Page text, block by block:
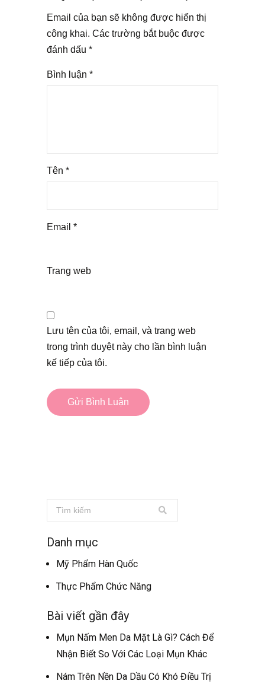
Email của bạn sẽ không được hiển thị
công khai. Các trường bắt buộc được
đánh dấu *
Bình luận *
Tên *
Email *
Trang web
Lưu tên của tôi, email, và trang web
trong trình duyệt này cho lần bình luận
kế tiếp của tôi.
Danh mục
Mỹ Phẩm Hàn Quốc
Thực Phẩm Chức Năng
Bài viết gần đây
Mụn Nấm Men Da Mặt Là Gì? Cách Để
Nhận Biết So Với Các Loại Mụn Khác
Nám Trên Nền Da Dầu Có Khó Điều Trị